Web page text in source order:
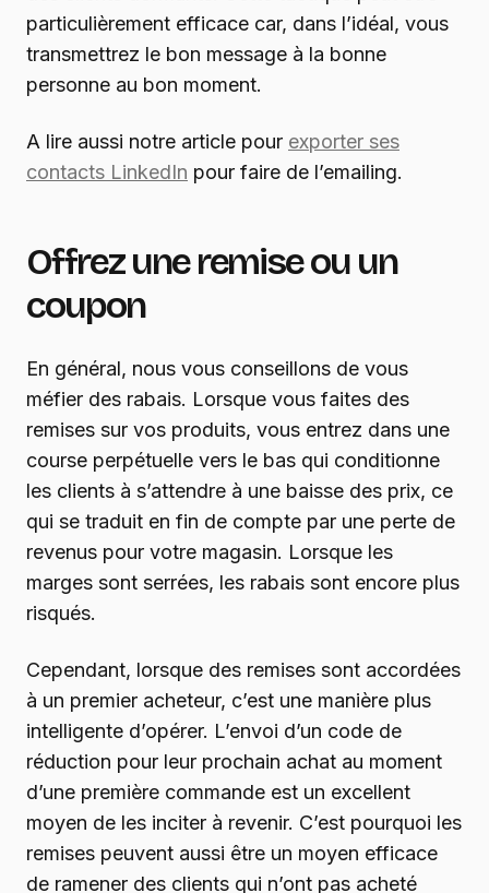
particulièrement efficace car, dans l’idéal, vous
transmettrez le bon message à la bonne
personne au bon moment.
A lire aussi notre article pour exporter ses
contacts LinkedIn pour faire de l’emailing.
Offrez une remise ou un
coupon
En général, nous vous conseillons de vous
méfier des rabais. Lorsque vous faites des
remises sur vos produits, vous entrez dans une
course perpétuelle vers le bas qui conditionne
les clients à s’attendre à une baisse des prix, ce
qui se traduit en fin de compte par une perte de
revenus pour votre magasin. Lorsque les
marges sont serrées, les rabais sont encore plus
risqués.
Cependant, lorsque des remises sont accordées
à un premier acheteur, c’est une manière plus
intelligente d’opérer. L’envoi d’un code de
réduction pour leur prochain achat au moment
d’une première commande est un excellent
moyen de les inciter à revenir. C’est pourquoi les
remises peuvent aussi être un moyen efficace
de ramener des clients qui n’ont pas acheté